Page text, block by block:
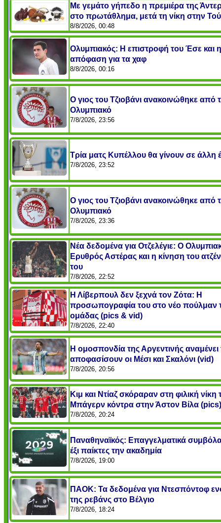
Με γεμάτο γήπεδο η πρεμιέρα της
στο πρωτάθλημα, μετά τη νίκη στην
8/8/2026, 00:48
Ολυμπιακός: Η επιστροφή του Έσε και η
απόφαση για τα χαφ
8/8/2026, 00:16
O γιος του Τζιοβάνι ανακοινώθηκε από
Ολυμπιακό
7/8/2026, 23:56
Τρία ματς Κυπέλλου θα γίνουν σε άλλη
7/8/2026, 23:52
O γιος του Τζιοβάνι ανακοινώθηκε από
Ολυμπιακό
7/8/2026, 23:36
Νέα δεδομένα για Οτζελέγιε: Ο
Ερυθρός Αστέρας και η κίνηση του
του
7/8/2026, 22:52
Η Λίβερπουλ δεν ξεχνά τον Ζότα: Η
προσωπογραφία του στο νέο πούλμαν
ομάδας (pics & vid)
7/8/2026, 22:40
Η ομοσπονδία της Αργεντινής αναμένει
αποφασίσουν οι Μέσι και Σκαλόνι (vid)
7/8/2026, 20:56
Κιμ και Ντίαζ σκόραραν στη φιλική νίκη
Μπάγερν κόντρα στην Άστον Βίλα (pics)
7/8/2026, 20:24
Παναθηναϊκός: Επαγγελματικά
έξι παίκτες την ακαδημία
7/8/2026, 19:00
ΠΑΟΚ: Τα δεδομένα για Ντεσπόντοφ
της ρεβάνς στο Βέλγιο
7/8/2026, 18:24